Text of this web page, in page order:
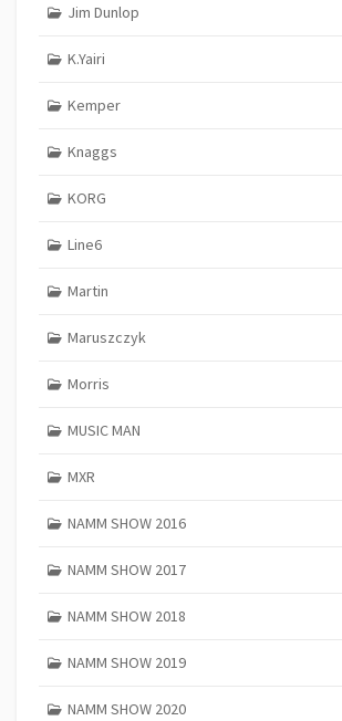
Jim Dunlop
K.Yairi
Kemper
Knaggs
KORG
Line6
Martin
Maruszczyk
Morris
MUSIC MAN
MXR
NAMM SHOW 2016
NAMM SHOW 2017
NAMM SHOW 2018
NAMM SHOW 2019
NAMM SHOW 2020